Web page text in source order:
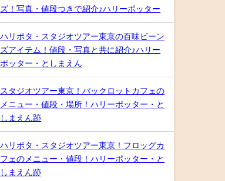
ズ！写真・値段つきで紹介♪ハリーポッター
ハリポタ・スタジオツアー東京の百味ビーン
ズアイテム！値段・写真と共に紹介♪ハリー
ポッター・としまえん
スタジオツアー東京！バックロットカフェの
メニュー・値段・場所！ハリーポッター・と
しまえん跡
ハリポタ・スタジオツアー東京！フロッグカ
フェのメニュー・値段！ハリーポッター・と
しまえん跡